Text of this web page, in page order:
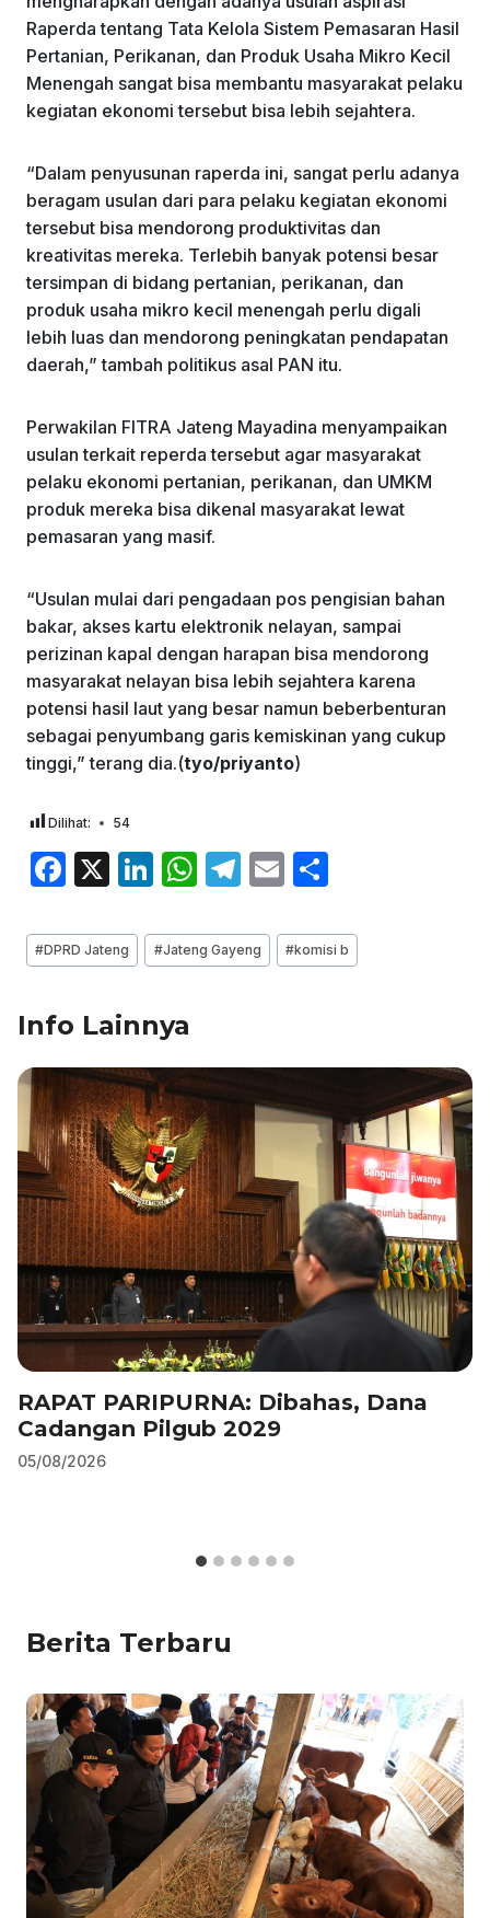
Raperda tentang Tata Kelola Sistem Pemasaran Hasil
Pertanian, Perikanan, dan Produk Usaha Mikro Kecil
Menengah sangat bisa membantu masyarakat pelaku
kegiatan ekonomi tersebut bisa lebih sejahtera.
“Dalam penyusunan raperda ini, sangat perlu adanya
beragam usulan dari para pelaku kegiatan ekonomi
tersebut bisa mendorong produktivitas dan
kreativitas mereka. Terlebih banyak potensi besar
tersimpan di bidang pertanian, perikanan, dan
produk usaha mikro kecil menengah perlu digali
lebih luas dan mendorong peningkatan pendapatan
daerah,” tambah politikus asal PAN itu.
Perwakilan FITRA Jateng Mayadina menyampaikan
usulan terkait reperda tersebut agar masyarakat
pelaku ekonomi pertanian, perikanan, dan UMKM
produk mereka bisa dikenal masyarakat lewat
pemasaran yang masif.
“Usulan mulai dari pengadaan pos pengisian bahan
bakar, akses kartu elektronik nelayan, sampai
perizinan kapal dengan harapan bisa mendorong
masyarakat nelayan bisa lebih sejahtera karena
potensi hasil laut yang besar namun beberbenturan
sebagai penyumbang garis kemiskinan yang cukup
tinggi,” terang dia.(tyo/priyanto)
Dilihat: 54
F
c
e
b
o
o
k
X
Li
k
e
n
W
at
s
p
T
e
gr
E
ai
l
ar
e
Post
Tags:
#DPRD Jateng #Jateng Gayeng #komisi b
Info Lainnya
RAPAT PARIPURNA: Dibahas, Dana
Cadangan Pilgub 2029
05/08/2026
Berita Terbaru